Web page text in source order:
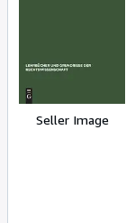
Sellers
Start Selling
Help
Seller Image